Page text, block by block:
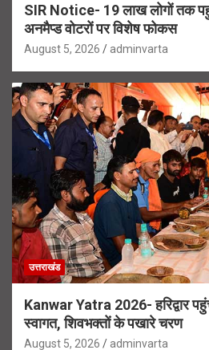
SIR Notice- 19 लाख लोगों तक
अनमैप्ड वोटरों पर विशेष फोकस
August 5, 2026 adminvarta
उत्तराखंड
Kanwar Yatra 2026- हरिद्वार
स्वागत, शिवभक्तों के पखारे चरण
August 5, 2026 adminvarta